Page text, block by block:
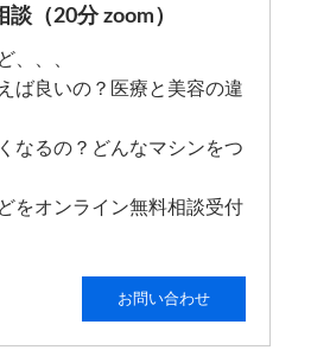
（20分 zoom）
、、、
ば良いの？医療と美容の違
なるの？どんなマシンをつ
をオンライン無料相談受付
お問い合わせ